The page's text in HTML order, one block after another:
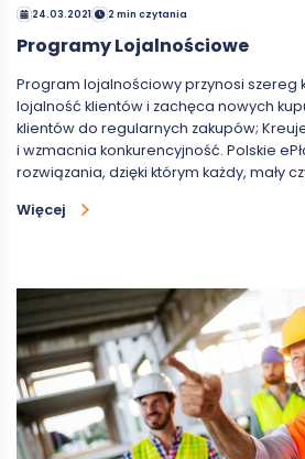
24.03.2021 2 min czytania
Programy Lojalnościowe
Program lojalnościowy przynosi szereg
lojalność klientów i zachęca nowych
klientów do regularnych zakupów;
i wzmacnia konkurencyjność. Polskie
rozwiązania, dzięki którym każdy, mały
Więcej